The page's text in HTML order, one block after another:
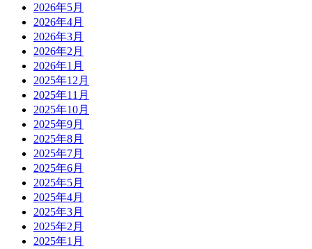
2026年5月
2026年4月
2026年3月
2026年2月
2026年1月
2025年12月
2025年11月
2025年10月
2025年9月
2025年8月
2025年7月
2025年6月
2025年5月
2025年4月
2025年3月
2025年2月
2025年1月